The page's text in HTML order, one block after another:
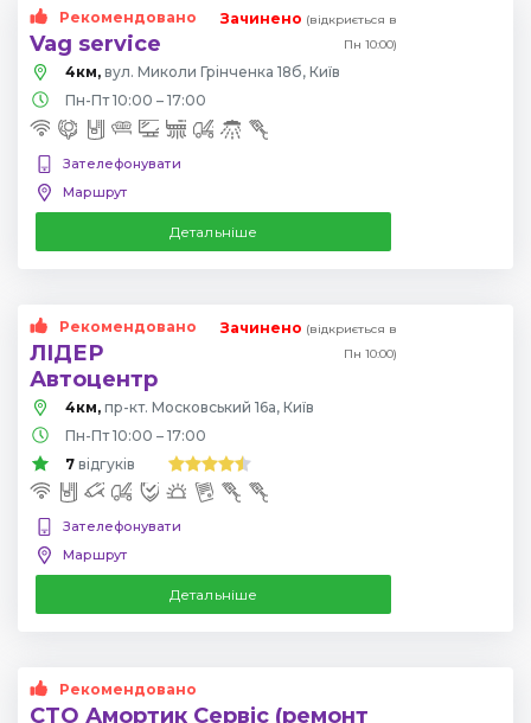
Рекомендовано
Vag service
Зачинено (відкриється в
Пн 10:00)
4км, вул. Миколи Грінченка 18б, Київ
Пн-Пт 10:00 – 17:00
Зателефонувати
Маршрут
Детальніше
Рекомендовано
ЛІДЕР
Автоцентр
Зачинено (відкриється в
Пн 10:00)
4км, пр-кт. Московський 16а, Київ
Пн-Пт 10:00 – 17:00
7 відгуків
Зателефонувати
Маршрут
Детальніше
Рекомендовано
СТО Амортик Сервіс (ремонт